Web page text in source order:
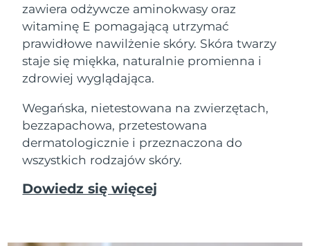
zawiera odżywcze aminokwasy oraz
witaminę E pomagającą utrzymać
prawidłowe nawilżenie skóry. Skóra twarzy
staje się miękka, naturalnie promienna i
zdrowiej wyglądająca.
Wegańska, nietestowana na zwierzętach,
bezzapachowa, przetestowana
dermatologicznie i przeznaczona do
wszystkich rodzajów skóry.
Dowiedz się więcej